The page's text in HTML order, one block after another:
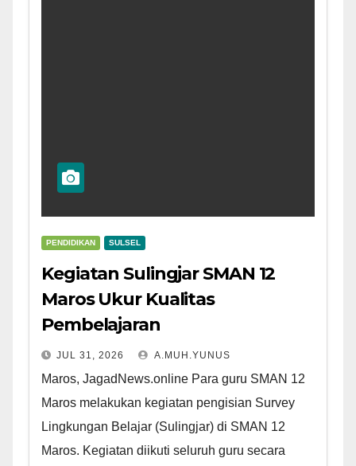
PENDIDIKAN SULSEL
Kegiatan Sulingjar SMAN 12
Maros Ukur Kualitas
Pembelajaran
JUL 31, 2026 A.MUH.YUNUS
Maros, JagadNews.online Para guru SMAN 12
Maros melakukan kegiatan pengisian Survey
Lingkungan Belajar (Sulingjar) di SMAN 12
Maros. Kegiatan diikuti seluruh guru secara